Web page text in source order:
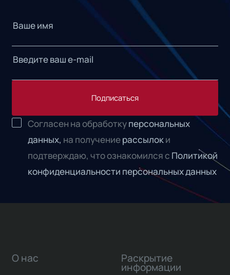
Подписаться
Согласен на обработкуперсональных
данных, на получениерассылоки
подтверждаю, что ознакомился с Политикой
конфиденциальности персональных данных
О нас Раскрытие
информации